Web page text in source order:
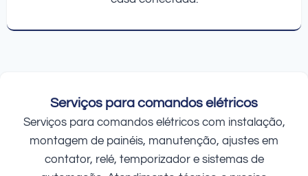
Serviços para comandos elétricos
Serviços para comandos elétricos com instalação,
montagem de painéis, manutenção, ajustes em
contator, relé, temporizador e sistemas de